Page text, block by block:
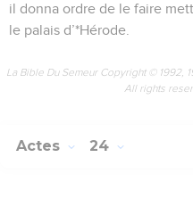
il donna ordre de le faire
le palais d’*Hérode.
La Bible Du Semeur Copyright © 1992,
All rights
Actes 24